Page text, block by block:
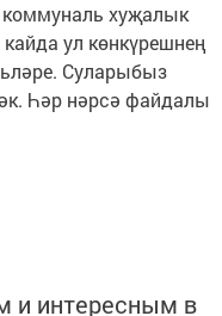
хуҗалык
ул көнкүрешнең
Суларыбыз
Һәр нәрсә файдалы
и интересным в